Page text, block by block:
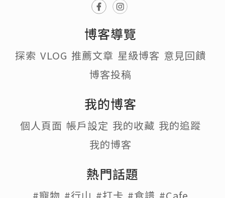
博客導覽
探索 VLOG 推薦文章 星級博客 意見回饋
博客投稿
我的博客
個人頁面 帳戶設定 我的收藏 我的追蹤
我的博客
熱門話題